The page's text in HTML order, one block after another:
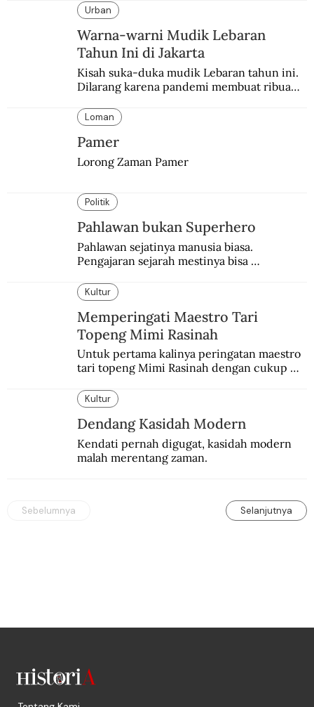
Urban
Warna-warni Mudik Lebaran
Tahun Ini di Jakarta
Kisah suka-duka mudik Lebaran tahun ini.
Dilarang karena pandemi membuat ribuan
kampung lebih awal.
Loman
Pamer
Lorong Zaman Pamer
Politik
Pahlawan bukan Superhero
Pahlawan sejatinya manusia biasa.
Pengajaran sejarah mestinya bisa
Kultur
Memperingati Maestro Tari
Topeng Mimi Rasinah
Untuk pertama kalinya peringatan maestro
tari topeng Mimi Rasinah dengan cukup
internasional.
Kultur
Dendang Kasidah Modern
Kendati pernah digugat, kasidah modern
malah merentang zaman.
Sebelumnya Selanjutnya